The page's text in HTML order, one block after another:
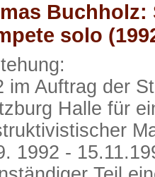
Buchholz:
solo
im Auftrag der
Halle für
1992 -